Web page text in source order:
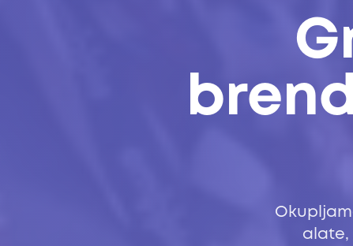
alate,